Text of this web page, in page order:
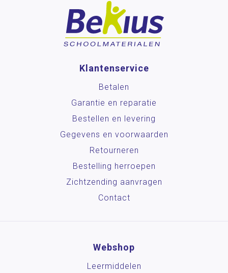
Klantenservice
Betalen
Garantie en reparatie
Bestellen en levering
Gegevens en voorwaarden
Retourneren
Bestelling herroepen
Zichtzending aanvragen
Contact
Webshop
Leermiddelen